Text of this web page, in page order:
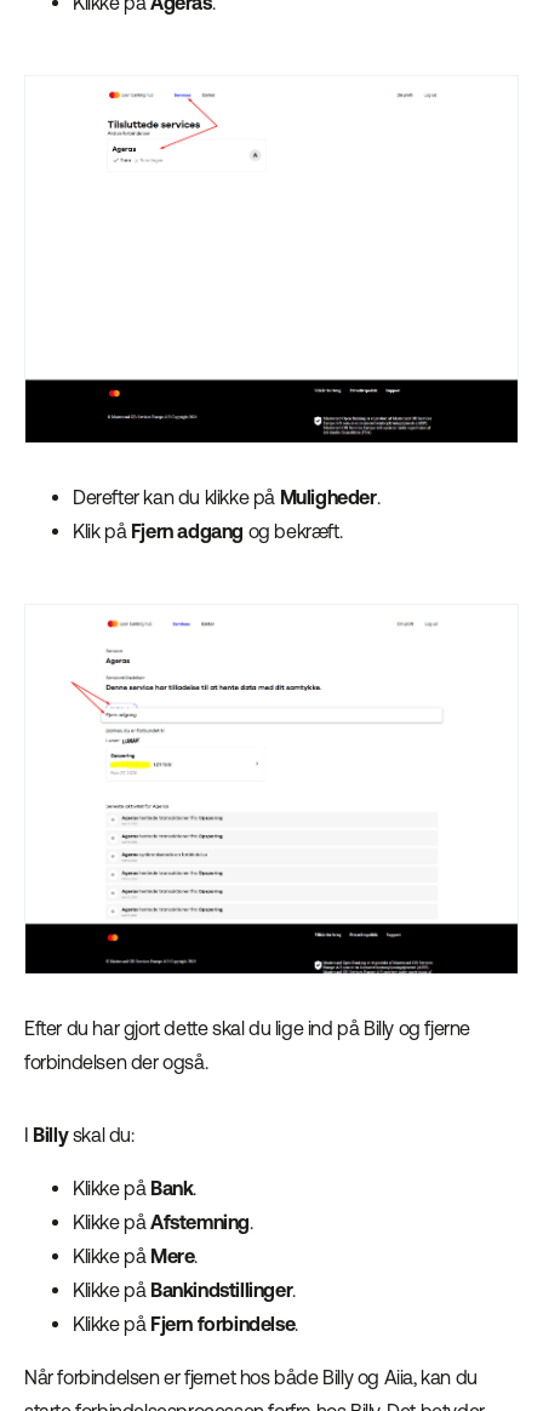
Derefter kan du klikke på Muligheder.
Klik på Fjern adgang og bekræft.
Efter du har gjort dette skal du lige ind på Billy og fjerne
forbindelsen der også.
I Billyskal du:
Klikke på Bank.
Klikke på Afstemning.
Klikke på Mere.
Klikke på Bankindstillinger.
Klikke på Fjern forbindelse.
Når forbindelsen er fjernet hos både Billy og Aiia, kan du